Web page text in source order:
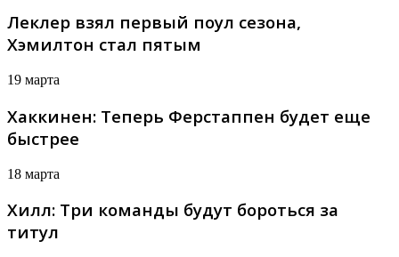
Леклер взял первый поул сезона,
Хэмилтон стал пятым
19 марта
Хаккинен: Теперь Ферстаппен будет еще
быстрее
18 марта
Хилл: Три команды будут бороться за
титул